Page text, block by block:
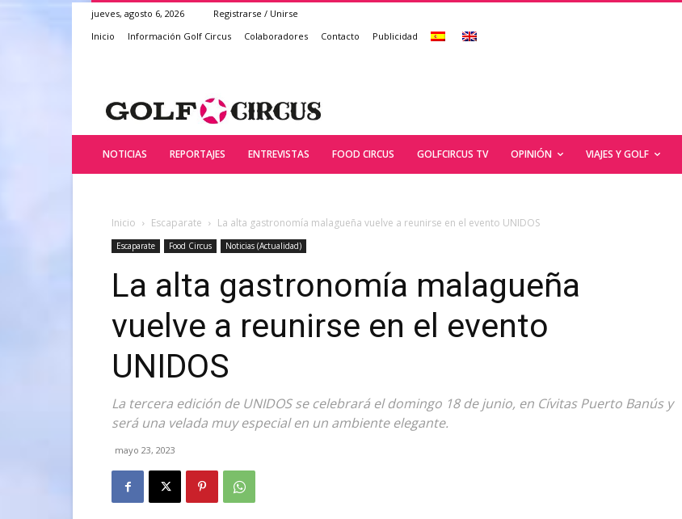
jueves, agosto 6, 2026
Registrarse / Unirse
Inicio
Información Golf Circus Colaboradores Contacto Publicidad
NOTICIAS REPORTAJES ENTREVISTAS FOOD CIRCUS GOLFCIRCUS TV OPINIÓN VIAJES Y GOLF
Inicio Escaparate La alta gastronomía malagueña vuelve a reunirse en el evento UNIDOS
Escaparate Food Circus Noticias (Actualidad)
La alta gastronomía malagueña
vuelve a reunirse en el evento
UNIDOS
La tercera edición de UNIDOS se celebrará el domingo 18 de junio, en Cívitas Puerto Banús y
será una velada muy especial en un ambiente elegante.
mayo 23, 2023